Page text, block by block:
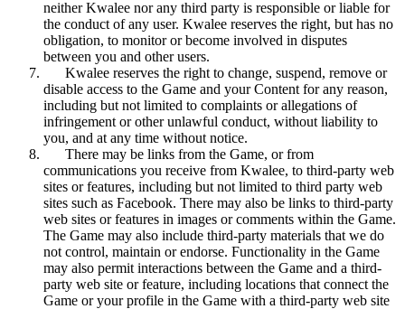
neither Kwalee nor any third party is responsible or liable for
the conduct of any user. Kwalee reserves the right, but has no
obligation, to monitor or become involved in disputes
between you and other users.
Kwalee reserves the right to change, suspend, remove or
disable access to the Game and your Content for any reason,
including but not limited to complaints or allegations of
infringement or other unlawful conduct, without liability to
you, and at any time without notice.
There may be links from the Game, or from
communications you receive from Kwalee, to third-party web
sites or features, including but not limited to third party web
sites such as Facebook. There may also be links to third-party
web sites or features in images or comments within the Game.
The Game may also include third-party materials that we do
not control, maintain or endorse. Functionality in the Game
may also permit interactions between the Game and a third-
party web site or feature, including locations that connect the
Game or your profile in the Game with a third-party web site